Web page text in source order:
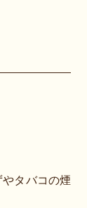
タバコの煙